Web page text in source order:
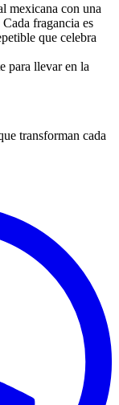
mexicana con una
fragancia es
que celebra
para llevar en la
transforman cada